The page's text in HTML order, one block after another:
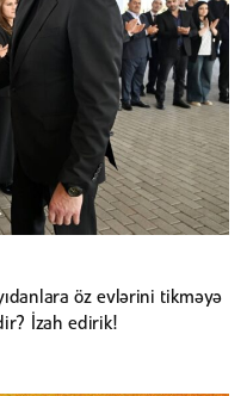
öz evlərini tikməyə
İzah edirik!